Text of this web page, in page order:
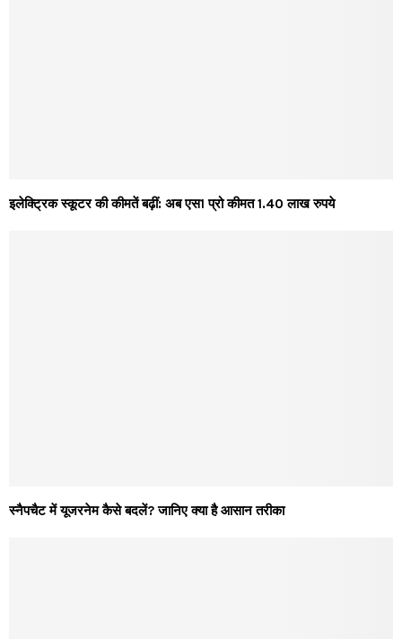
इलेक्ट्रिक स्कूटर की कीमतें बढ़ीं: अब एस1 प्रो कीमत 1.40 लाख रुपये
स्नैपचैट में यूजरनेम कैसे बदलें? जानिए क्या है आसान तरीका